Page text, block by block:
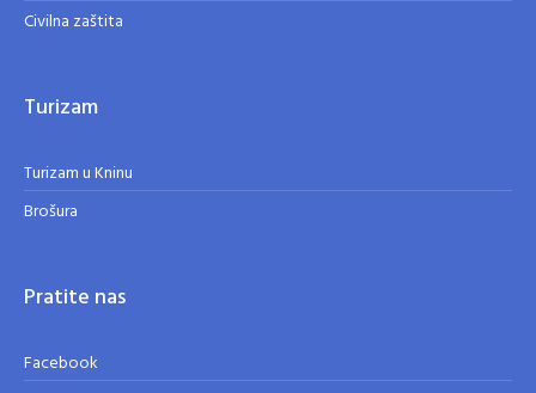
Civilna zaštita
Turizam
Turizam u Kninu
Brošura
Pratite nas
Facebook